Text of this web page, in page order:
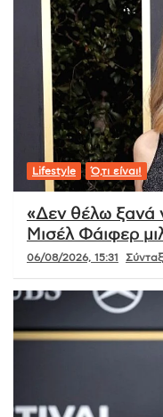
Lifestyle Ό,τι είναι!
«Δεν θέλω ξανά
Μισέλ Φάιφερ
06/08/2026, 15:31